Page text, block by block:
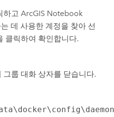
하고ArcGIS Notebook
데 사용한 계정을 찾아 선
클릭하여 확인합니다.
그룹 대화 상자를 닫습니다.